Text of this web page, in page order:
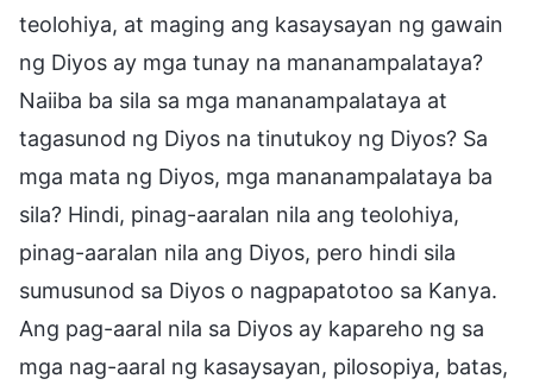
teolohiya, at maging ang kasaysayan ng gawain
ng Diyos ay mga tunay na mananampalataya?
Naiiba ba sila sa mga mananampalataya at
tagasunod ng Diyos na tinutukoy ng Diyos? Sa
mga mata ng Diyos, mga mananampalataya ba
sila? Hindi, pinag-aaralan nila ang teolohiya,
pinag-aaralan nila ang Diyos, pero hindi sila
sumusunod sa Diyos o nagpapatotoo sa Kanya.
Ang pag-aaral nila sa Diyos ay kapareho ng sa
mga nag-aaral ng kasaysayan, pilosopiya, batas,